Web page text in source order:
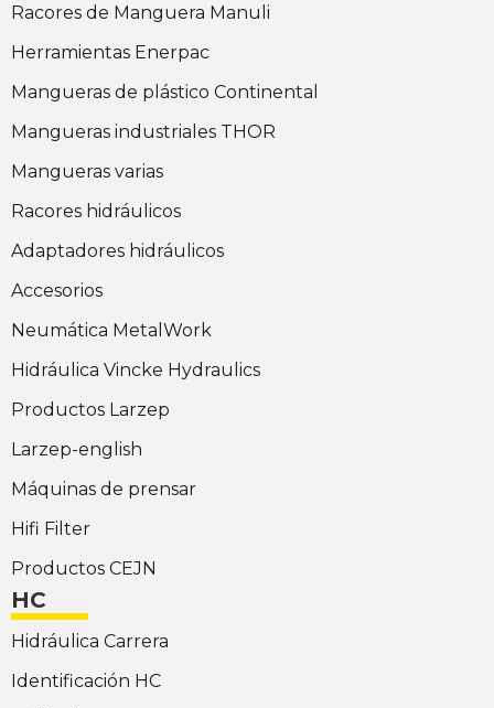
Racores de Manguera Manuli
Herramientas Enerpac
Mangueras de plástico Continental
Mangueras industriales THOR
Mangueras varias
Racores hidráulicos
Adaptadores hidráulicos
Accesorios
Neumática MetalWork
Hidráulica Vincke Hydraulics
Productos Larzep
Larzep-english
Máquinas de prensar
Hifi Filter
Productos CEJN
HC
Hidráulica Carrera
Identificación HC